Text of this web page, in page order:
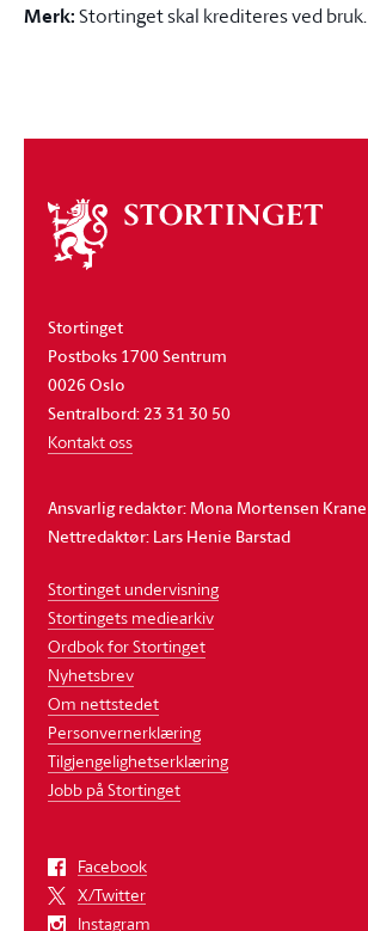
Merk:Stortinget skal krediteres ved bruk.
Om
stortinget
Stortinget
Postboks 1700 Sentrum
0026 Oslo
Sentralbord: 23 31 30 50
Kontakt oss
Ansvarlig redaktør: Mona Mortensen Krane
Nettredaktør: Lars Henie Barstad
Stortinget undervisning
Stortingets mediearkiv
Ordbok for Stortinget
Nyhetsbrev
Om nettstedet
Personvernerklæring
Tilgjengelighetserklæring
Jobb på Stortinget
Facebook
X/Twitter
Instagram